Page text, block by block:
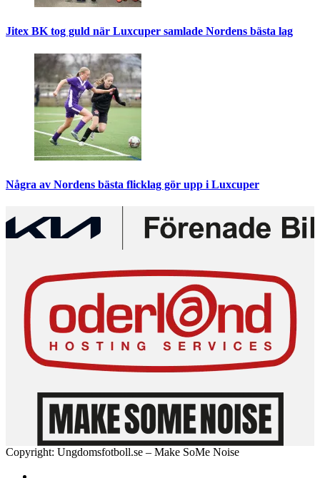
Jitex BK tog guld när Luxcuper samlade Nordens bästa lag
Några av Nordens bästa flicklag gör upp i Luxcuper
Copyright: Ungdomsfotboll.se – Make SoMe Noise